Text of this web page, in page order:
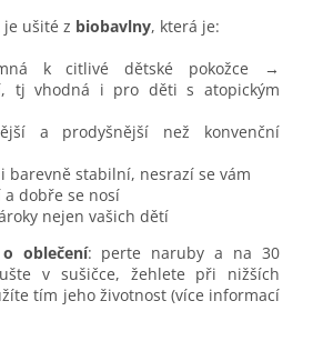
je ušité z biobavlny, která je:
k citlivé dětské pokožce →
tj vhodná i pro děti s atopickým
a prodyšnější než konvenční
barevně stabilní, nesrazí se vám
dobře se nosí
nejen vašich dětí
oblečení: perte naruby a na 30
v sušičce, žehlete při nižších
tím jeho životnost (více informací